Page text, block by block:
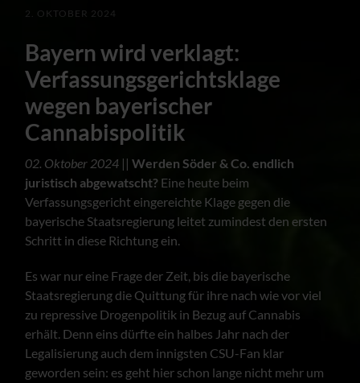
2. OKTOBER 2024
Bayern wird verklagt:
Verfassungsgerichtsklage
wegen bayerischer
Cannabispolitik
02. Oktober 2024 ||Werden Söder & Co. endlich
juristisch abgewatscht? Eine heute beim
Verfassungsgericht eingereichte Klage gegen die
bayerische Staatsregierung leitet zumindest den ersten
Schritt in diese Richtung ein.
Es war nur eine Frage der Zeit, bis die bayerische
Staatsregierung die Quittung für ihre nach wie vor viel
zu repressive Drogenpolitik in Bezug auf Cannabis
erhält. Denn eins dürfte ein halbes Jahr nach der
Legalisierung auch dem innigsten CSU-Fan klar
geworden sein: es geht hier schon lange nicht mehr um